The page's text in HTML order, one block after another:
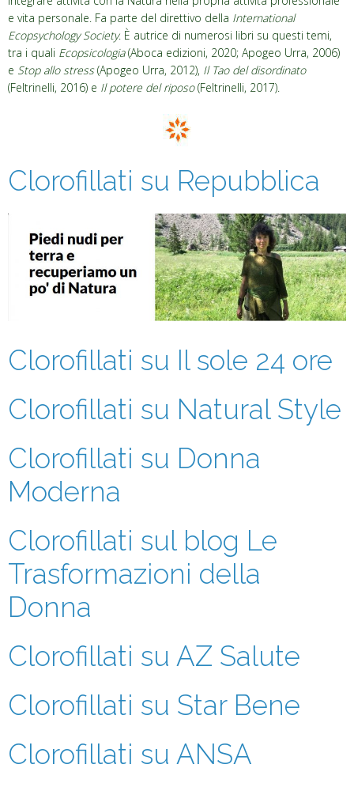
e vita personale. Fa parte del direttivo della International
Ecopsychology Society. È autrice di numerosi libri su questi temi,
tra i quali Ecopsicologia(Aboca edizioni, 2020; Apogeo Urra, 2006)
e Stop allo stress(Apogeo Urra, 2012), Il Tao del disordinato
(Feltrinelli, 2016) e Il potere del riposo(Feltrinelli, 2017).
Clorofillati su Repubblica
Clorofillati su Il sole 24 ore
Clorofillati su Natural Style
Clorofillati su Donna
Moderna
Clorofillati sul blog Le
Trasformazioni della
Donna
Clorofillati su AZ Salute
Clorofillati su Star Bene
Clorofillati su ANSA